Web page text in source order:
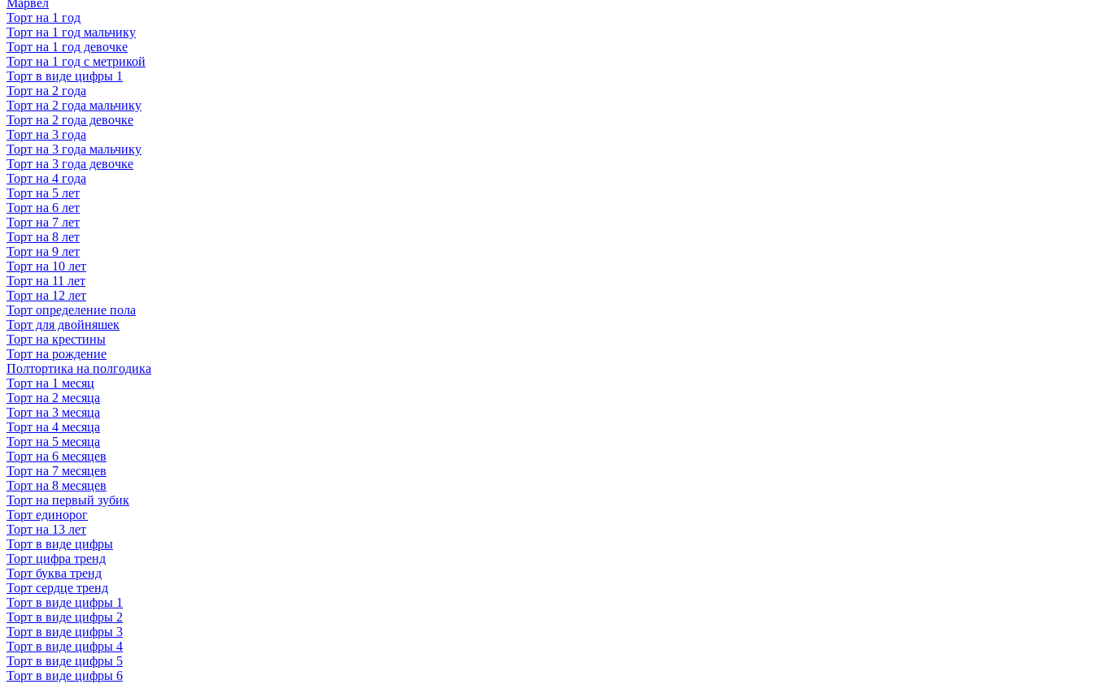
Марвел
Торт на 1 год
Торт на 1 год мальчику
Торт на 1 год девочке
Торт на 1 год с метрикой
Торт в виде цифры 1
Торт на 2 года
Торт на 2 года мальчику
Торт на 2 года девочке
Торт на 3 года
Торт на 3 года мальчику
Торт на 3 года девочке
Торт на 4 года
Торт на 5 лет
Торт на 6 лет
Торт на 7 лет
Торт на 8 лет
Торт на 9 лет
Торт на 10 лет
Торт на 11 лет
Торт на 12 лет
Торт определение пола
Торт для двойняшек
Торт на крестины
Торт на рождение
Полтортика на полгодика
Торт на 1 месяц
Торт на 2 месяца
Торт на 3 месяца
Торт на 4 месяца
Торт на 5 месяца
Торт на 6 месяцев
Торт на 7 месяцев
Торт на 8 месяцев
Торт на первый зубик
Торт единорог
Торт на 13 лет
Торт в виде цифры
Торт цифра тренд
Торт буква тренд
Торт сердце тренд
Торт в виде цифры 1
Торт в виде цифры 2
Торт в виде цифры 3
Торт в виде цифры 4
Торт в виде цифры 5
Торт в виде цифры 6